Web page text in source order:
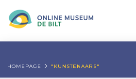
HOMEPAGE "KUNSTENAARS"